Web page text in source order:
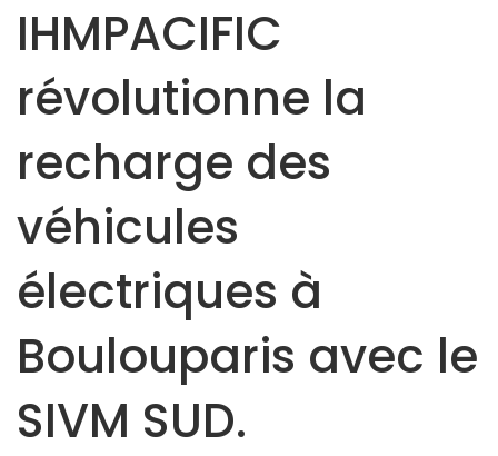
IHMPACIFIC
révolutionne la
recharge des
véhicules
électriques à
Boulouparis avec le
SIVM SUD.